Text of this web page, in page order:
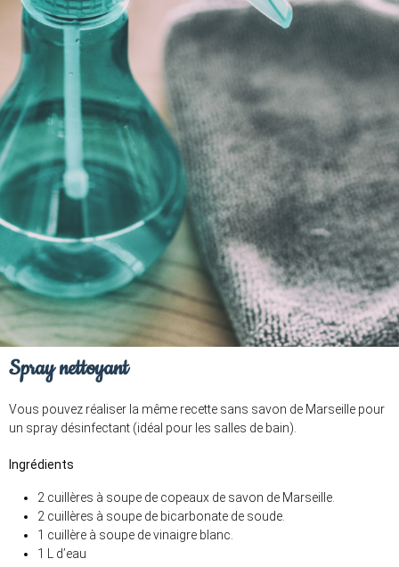
Spray nettoyant
Vous pouvez réaliser la même recette sans savon de Marseille pour
un spray désinfectant (idéal pour les salles de bain).
Ingrédients
2 cuillères à soupe de copeaux de savon de Marseille.
2 cuillères à soupe de bicarbonate de soude.
1 cuillère à soupe de vinaigre blanc.
1 L d’eau